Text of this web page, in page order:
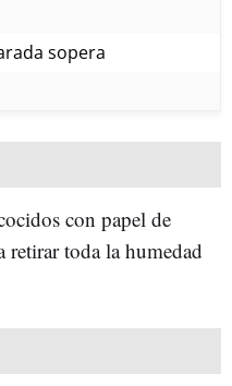
sopera
con papel de
toda la humedad